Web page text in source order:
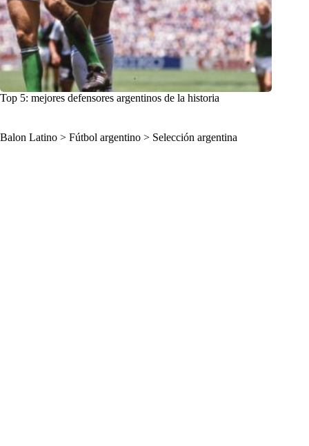
Top 5: mejores defensores argentinos de la historia
Balon Latino > Fútbol argentino > Selección argentina